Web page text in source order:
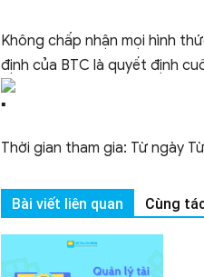
Không chấp nhận mọi hình
định của BTC là quyết định
Thời gian tham gia: Từ ngày
Bài viết liên quan Cùng